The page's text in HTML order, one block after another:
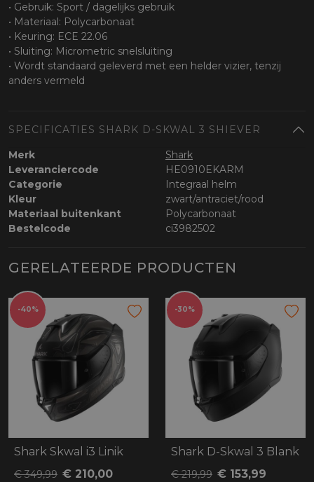
• Gebruik: Sport / dagelijks gebruik
• Materiaal: Polycarbonaat
• Keuring: ECE 22.06
• Sluiting: Micrometric snelsluiting
• Wordt standaard geleverd met een helder vizier, tenzij
anders vermeld
SPECIFICATIES SHARK D-SKWAL 3 SHIEVER
Merk
Shark
Leveranciercode
HE0910EKARM
Categorie
Integraal helm
Kleur
zwart/antraciet/rood
Materiaal buitenkant
Polycarbonaat
Bestelcode
ci3982502
GERELATEERDE PRODUCTEN
-40%
Shark Skwal i3 Linik
€ 349,99 € 210,00
-30%
Shark D-Skwal 3 Blank
€ 219,99 € 153,99